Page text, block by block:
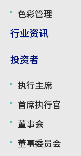
色彩管理
行业资讯
投资者
执行主席
首席执行官
董事会
董事委员会